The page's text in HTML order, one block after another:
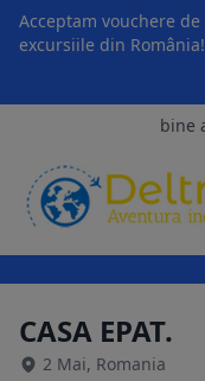
Acceptam vouchere
excursiile din România!
bine
CASA EPAT.
2 Mai, Romania